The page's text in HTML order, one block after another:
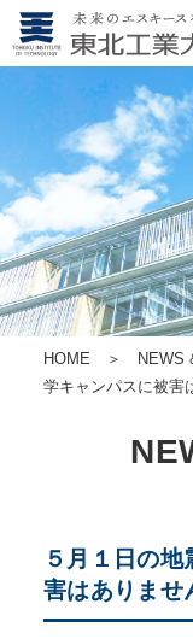
HOME ＞ NEWS
学キャンパスに被害
５月１日の
害はありませ